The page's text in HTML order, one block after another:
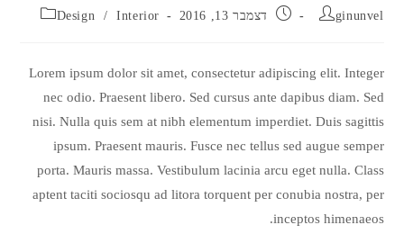
ginunvel דצמבר 13, 2016 Design / Interior
Lorem ipsum dolor sit amet, consectetur adipiscing elit. Integer
nec odio. Praesent libero. Sed cursus ante dapibus diam. Sed
nisi. Nulla quis sem at nibh elementum imperdiet. Duis sagittis
ipsum. Praesent mauris. Fusce nec tellus sed augue semper
porta. Mauris massa. Vestibulum lacinia arcu eget nulla. Class
aptent taciti sociosqu ad litora torquent per conubia nostra, per
inceptos himenaeos.